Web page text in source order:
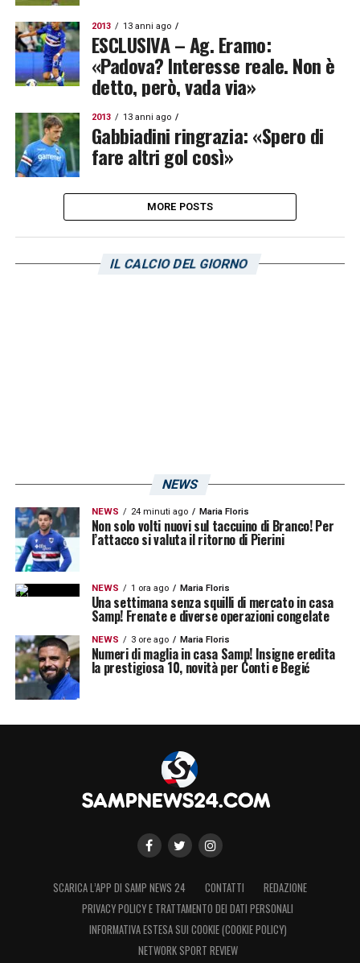
2013 13 anni ago
ESCLUSIVA – Ag. Eramo:
«Padova? Interesse reale. Non è
detto, però, vada via»
2013 13 anni ago
Gabbiadini ringrazia: «Spero di
fare altri gol così»
MORE POSTS
IL CALCIO DEL GIORNO
NEWS
NEWS 24 minuti ago Maria Floris
Non solo volti nuovi sul taccuino di Branco! Per
l’attacco si valuta il ritorno di Pierini
NEWS 1 ora ago Maria Floris
Una settimana senza squilli di mercato in casa
Samp! Frenate e diverse operazioni congelate
NEWS 3 ore ago Maria Floris
Numeri di maglia in casa Samp! Insigne eredita
la prestigiosa 10, novità per Conti e Begić
SCARICA L’APP DI SAMP NEWS 24 CONTATTI
REDAZIONE
PRIVACY POLICY E TRATTAMENTO DEI DATI PERSONALI
INFORMATIVA ESTESA SUI COOKIE (COOKIE POLICY)
NETWORK SPORT REVIEW